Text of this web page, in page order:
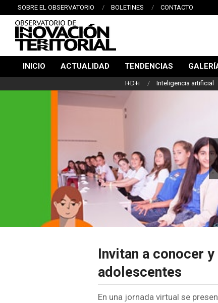
Saltar
al
contenido
SOBRE EL OBSERVATORIO BOLETINES CONTACTO
OBSERVATORIO
DE
INNOVACIÓN
TERRITORIAL
Menú
INICIO ACTUALIDAD TENDENCIAS
I+D+i Inteligencia artificial
Invitan a conocer
adolescentes
En una jornada virtual se